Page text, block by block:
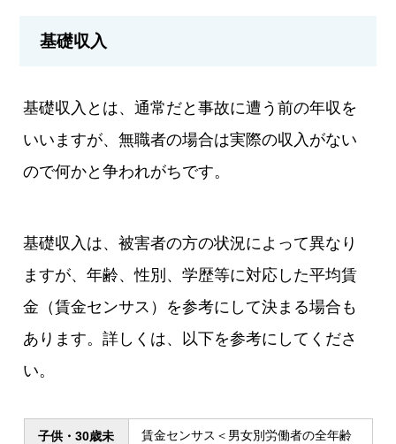
基礎収入
基礎収入とは、通常だと事故に遭う前の年収を
いいますが、無職者の場合は実際の収入がない
ので何かと争われがちです。
基礎収入は、被害者の方の状況によって異なり
ますが、年齢、性別、学歴等に対応した平均賃
金（賃金センサス）を参考にして決まる場合も
あります。詳しくは、以下を参考にしてくださ
い。
子供・30歳未
賃金センサス＜男女別労働者の全年齢